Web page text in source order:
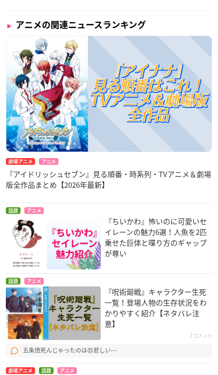
アニメの関連ニュースランキング
劇場アニメ アニメ
『アイドリッシュセブン』見る順番・時系列・TVアニメ＆劇場
版全作品まとめ【2026年最新】
話題 アニメ
『ちいかわ』怖いのに可愛いセ
イレーンの魅力6選！人魚を2匹
乗せた巨体と喋り方のギャップ
が尊い
話題 アニメ
『呪術廻戦』キャラクター生死
一覧！登場人物の生存状況をわ
かりやすく紹介【ネタバレ注
意】
7コメント
五条悟死んじゃったのは😞悲しい⋯
劇場アニメ 話題 アニメ